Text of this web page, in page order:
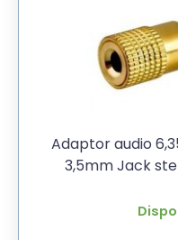
Adaptor audio
3,5mm Jack